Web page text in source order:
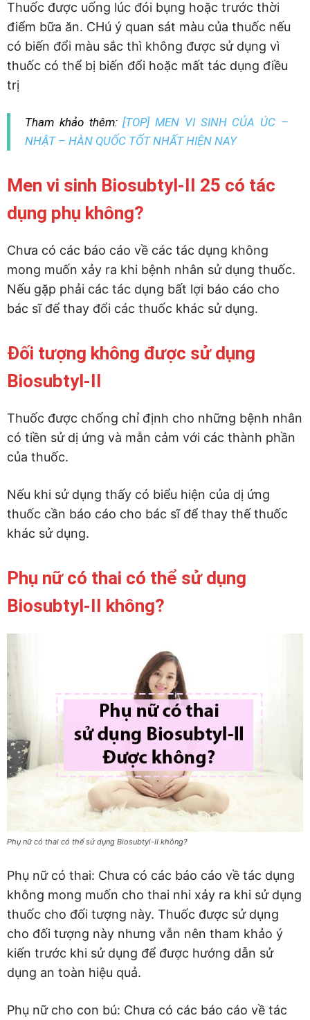
Thuốc được uống lúc đói bụng hoặc trước thời
điểm bữa ăn. CHú ý quan sát màu của thuốc nếu
có biến đổi màu sắc thì không được sử dụng vì
thuốc có thể bị biến đổi hoặc mất tác dụng điều
trị
Tham khảo thêm:[TOP] MEN VI SINH CỦA ÚC –
NHẬT – HÀN QUỐC TỐT NHẤT HIỆN NAY
Men vi sinh Biosubtyl-II 25 có tác
dụng phụ không?
Chưa có các báo cáo về các tác dụng không
mong muốn xảy ra khi bệnh nhân sử dụng thuốc.
Nếu gặp phải các tác dụng bất lợi báo cáo cho
bác sĩ để thay đổi các thuốc khác sử dụng.
Đối tượng không được sử dụng
Biosubtyl-II
Thuốc được chống chỉ định cho những bệnh nhân
có tiền sử dị ứng và mẫn cảm với các thành phần
của thuốc.
Nếu khi sử dụng thấy có biểu hiện của dị ứng
thuốc cần báo cáo cho bác sĩ để thay thế thuốc
khác sử dụng.
Phụ nữ có thai có thể sử dụng
Biosubtyl-II không?
Phụ nữ có thai có thể sử dụng Biosubtyl-II không?
Phụ nữ có thai: Chưa có các báo cáo về tác dụng
không mong muốn cho thai nhi xảy ra khi sử dụng
thuốc cho đối tượng này. Thuốc được sử dụng
cho đối tượng này nhưng vẫn nên tham khảo ý
kiến trước khi sử dụng để được hướng dẫn sử
dụng an toàn hiệu quả.
Phụ nữ cho con bú: Chưa có các báo cáo về tác